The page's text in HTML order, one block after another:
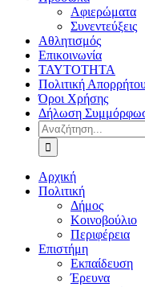
Αφιερώματα
Συνεντεύξεις
Αθλητισμός
Επικοινωνία
ΤΑΥΤΟΤΗΤΑ
Πολιτική
Όροι Χρήσης
Δήλωση
Αναζήτηση
για:
Αρχική
Πολιτική
Δήμος
Κοινοβούλιο
Περιφέρεια
Επιστήμη
Εκπαίδευση
Έρευνα